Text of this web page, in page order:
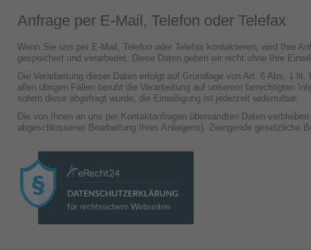
Anfrage per E-Mail, Telefon oder Telefax
Wenn Sie uns per E-Mail, Telefon oder Telefax kontaktieren, wird Ihre
gespeichert und verarbeitet. Diese Daten geben wir nicht ohne Ihre
Die Verarbeitung dieser Daten erfolgt auf Grundlage von Art. 6 Abs. 1
allen übrigen Fällen beruht die Verarbeitung auf unserem berechtigten
sofern diese abgefragt wurde; die Einwilligung ist jederzeit widerrufbar.
Die von Ihnen an uns per Kontaktanfragen übersandten Daten
abgeschlossener Bearbeitung Ihres Anliegens). Zwingende gesetzliche